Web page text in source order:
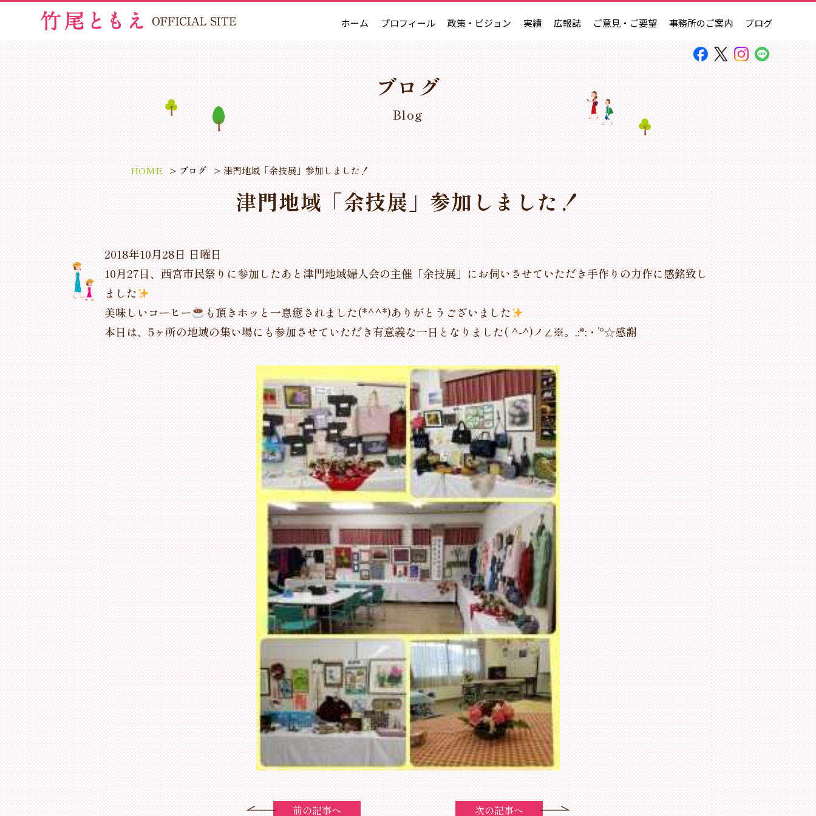
ホーム プロフィール 政策・ビジョン 実績 広報誌 ご意見・ご要望 事務所のご案内 ブログ
ブログ
Blog
HOME ブログ 津門地域「余技展」参加しました！
津門地域「余技展」参加しました！
2018年10月28日 日曜日
10月27日、西宮市民祭りに参加したあと津門地域婦人会の主催「余技展」にお伺いさせていただき手作りの力作に感銘致し
ました
美味しいコーヒー
も頂きホッと一息癒されました(*^^*)ありがとうございました
本日は、5ヶ所の地域の集い場にも参加させていただき有意義な一日となりました( ^-^)ノ∠※。.:*:・’°☆感謝
前の記事へ 次の記事へ